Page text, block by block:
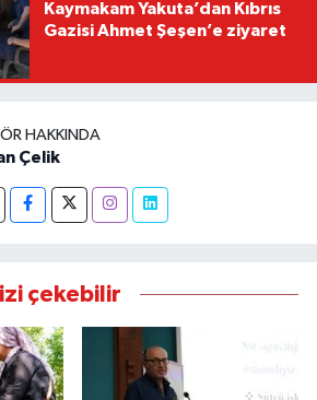
Kaymakam Yakuta’dan Kıbrıs
Gazisi Ahmet Şeşen’e ziyaret
HAKKINDA
Çelik
çekebilir